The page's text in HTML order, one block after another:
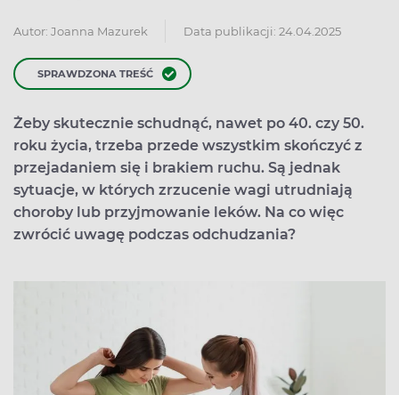
Autor: Joanna Mazurek Data publikacji: 24.04.2025
SPRAWDZONA TREŚĆ
Żeby skutecznie schudnąć, nawet po 40. czy 50.
roku życia, trzeba przede wszystkim skończyć z
przejadaniem się i brakiem ruchu. Są jednak
sytuacje, w których zrzucenie wagi utrudniają
choroby lub przyjmowanie leków. Na co więc
zwrócić uwagę podczas odchudzania?